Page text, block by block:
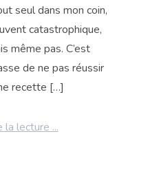
seul dans mon coin,
catastrophique,
même pas. C’est
de ne pas réussir
recette […]
la lecture ...